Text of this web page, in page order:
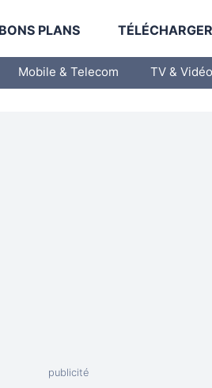
BONS PLANS
Mobile & Telecom TV & Vidéo